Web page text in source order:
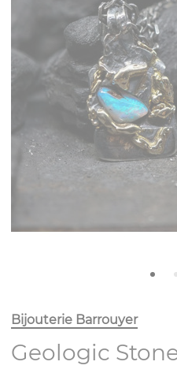
Bijouterie Barrouyer
Geologic